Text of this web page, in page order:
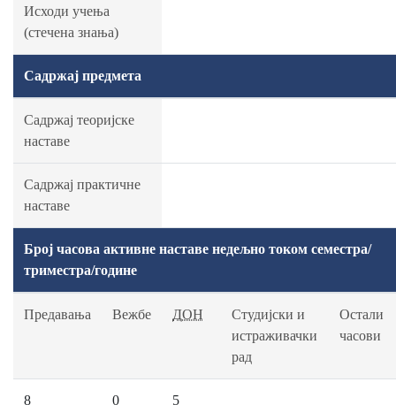
Исходи учења
(стечена знања)
Садржај предмета
Садржај теоријске
наставе
Садржај практичне
наставе
Број часова активне наставе недељно током семестра/
триместра/године
Предавања Вежбе ДОН
Студијски и
истраживачки
рад
Остали
часови
8 0 5